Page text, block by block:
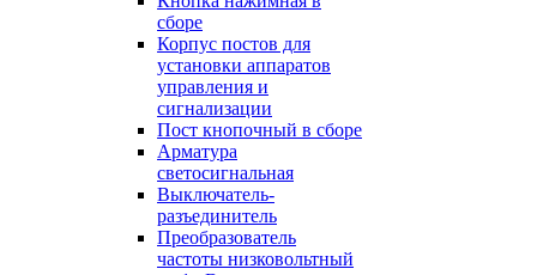
сборе
Корпус постов для
установки аппаратов
управления и
сигнализации
Пост кнопочный в сборе
Арматура
светосигнальная
Выключатель-
разъединитель
Преобразователь
частоты низковольтный